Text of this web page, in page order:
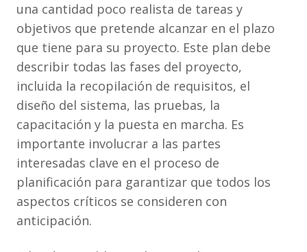
una cantidad poco realista de tareas y
objetivos que pretende alcanzar en el plazo
que tiene para su proyecto. Este plan debe
describir todas las fases del proyecto,
incluida la recopilación de requisitos, el
diseño del sistema, las pruebas, la
capacitación y la puesta en marcha. Es
importante involucrar a las partes
interesadas clave en el proceso de
planificación para garantizar que todos los
aspectos críticos se consideren con
anticipación.